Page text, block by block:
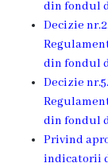
Ședința
online
din fondul
Decizie
din fondul
Decizie
din fondul
Privind
indicatorii